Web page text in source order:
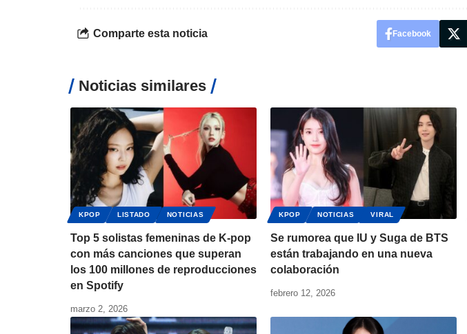
Comparte esta noticia Facebook
Noticias similares
KPOP LISTADO NOTICIAS
Top 5 solistas femeninas de K-pop
con más canciones que superan
los 100 millones de reproducciones
en Spotify
marzo 2, 2026
KPOP NOTICIAS VIRAL
Se rumorea que IU y Suga de BTS
están trabajando en una nueva
colaboración
febrero 12, 2026